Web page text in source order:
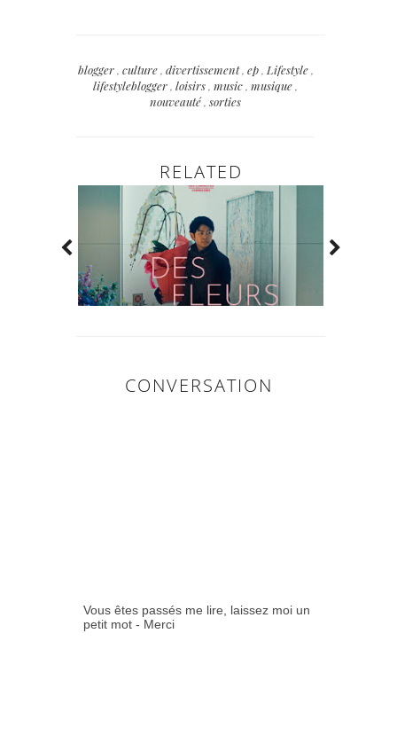
blogger, culture, divertissement, ep, Lifestyle,
lifestyleblogger, loisirs, music, musique,
nouveauté, sorties
RELATED
CONVERSATION
Vous êtes passés me lire, laissez moi un
petit mot - Merci